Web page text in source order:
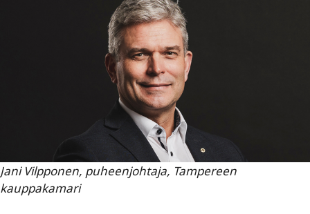
Jani Vilpponen, puheenjohtaja, Tampereen
kauppakamari